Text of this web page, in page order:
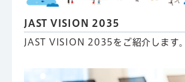
JAST VISION 2035
JAST VISION 2035をご紹介します。